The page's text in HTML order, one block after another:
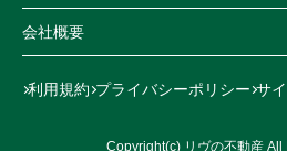
会社概要
利用規約 プライバシーポリシー サ
Copyright(c) リヴの不動産